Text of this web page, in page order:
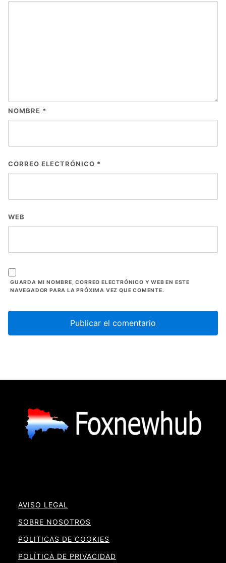
NOMBRE *
CORREO ELECTRÓNICO *
WEB
GUARDA MI NOMBRE, CORREO ELECTRÓNICO Y WEB EN ESTE
NAVEGADOR PARA LA PRÓXIMA VEZ QUE COMENTE.
AVISO LEGAL
SOBRE NOSOTROS
POLITICAS DE COOKIES
POLÍTICA DE PRIVACIDAD